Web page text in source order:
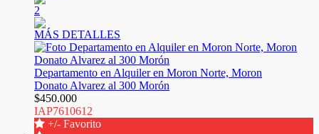
2
MÁS DETALLES
Departamento en Alquiler en Moron Norte, Moron
Donato Alvarez al 300 Morón
$450.000
IAP7610612
+/- Favorito